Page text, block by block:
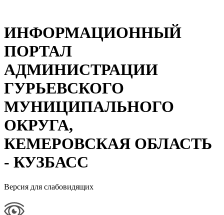
ИНФОРМАЦИОННЫЙ
ПОРТАЛ
АДМИНИСТРАЦИИ
ГУРЬЕВСКОГО
МУНИЦИПАЛЬНОГО
ОКРУГА,
КЕМЕРОВСКАЯ ОБЛАСТЬ
- КУЗБАСС
Версия для слабовидящих